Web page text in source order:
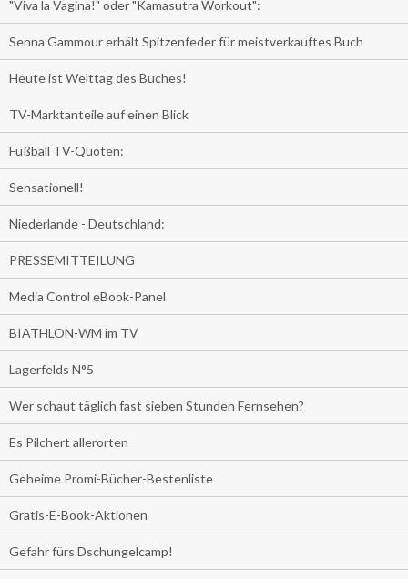
"Viva la Vagina!" oder "Kamasutra Workout":
Senna Gammour erhält Spitzenfeder für meistverkauftes Buch
Heute ist Welttag des Buches!
TV-Marktanteile auf einen Blick
Fußball TV-Quoten:
Sensationell!
Niederlande - Deutschland:
PRESSEMITTEILUNG
Media Control eBook-Panel
BIATHLON-WM im TV
Lagerfelds N°5
Wer schaut täglich fast sieben Stunden Fernsehen?
Es Pilchert allerorten
Geheime Promi-Bücher-Bestenliste
Gratis-E-Book-Aktionen
Gefahr fürs Dschungelcamp!